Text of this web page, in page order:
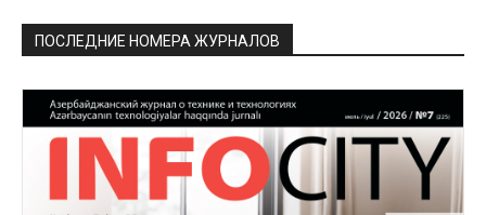
ПОСЛЕДНИЕ НОМЕРА ЖУРНАЛОВ